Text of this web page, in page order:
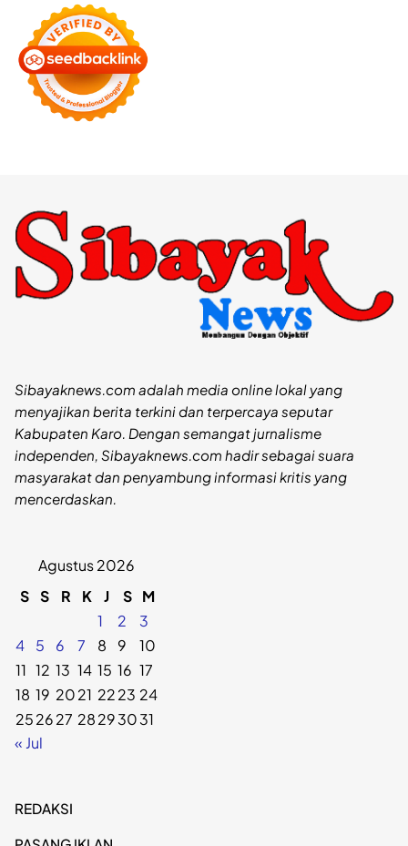
Sibayaknews.com adalah media online lokal yang
menyajikan berita terkini dan terpercaya seputar
Kabupaten Karo. Dengan semangat jurnalisme
independen, Sibayaknews.com hadir sebagai suara
masyarakat dan penyambung informasi kritis yang
mencerdaskan.
Agustus 2026
S S R K J S M
1
2
3
4
5 6 7 8 9
10
11 12 13 14 15 16 17
18 19 2021 2223 24
252627 28293031
« Jul
REDAKSI